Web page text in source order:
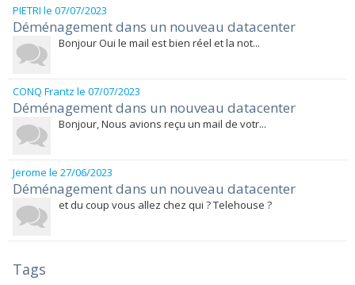
PIETRI le 07/07/2023
Déménagement dans un nouveau datacenter
Bonjour Oui le mail est bien réel et la not...
CONQ Frantz le 07/07/2023
Déménagement dans un nouveau datacenter
Bonjour, Nous avions reçu un mail de votr...
Jerome le 27/06/2023
Déménagement dans un nouveau datacenter
et du coup vous allez chez qui ? Telehouse ?
Tags